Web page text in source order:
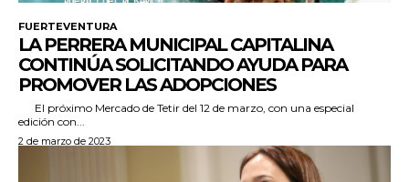
FUERTEVENTURA
LA PERRERA MUNICIPAL CAPITALINA
CONTINÚA SOLICITANDO AYUDA PARA
PROMOVER LAS ADOPCIONES
El próximo Mercado de Tetir del 12 de marzo, con una especial
edición con...
2 de marzo de 2023